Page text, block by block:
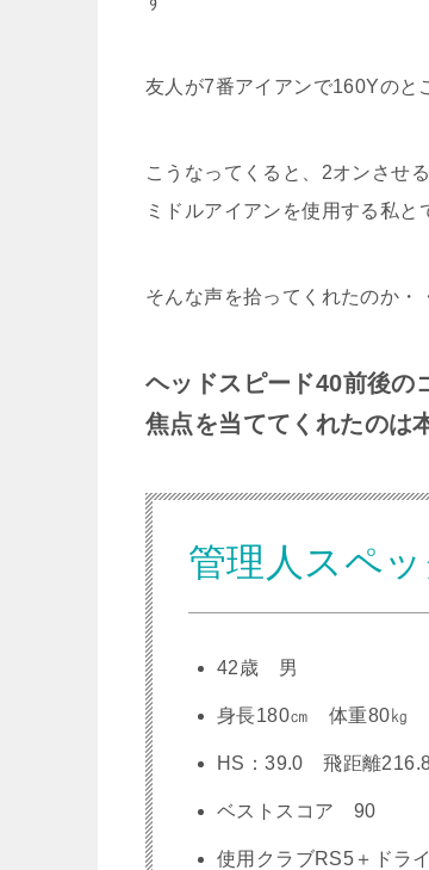
友人が7番アイアンで160Yのと
こうなってくると、2オンさせ
ミドルアイアンを使用する私と
そんな声を拾ってくれたのか・
ヘッドスピード40前後の
焦点を当ててくれたのは
管理人スペッ
42歳 男
身長180㎝ 体重80㎏
HS：39.0 飛距離
ベストスコア 90
使用クラブRS5＋ドラ